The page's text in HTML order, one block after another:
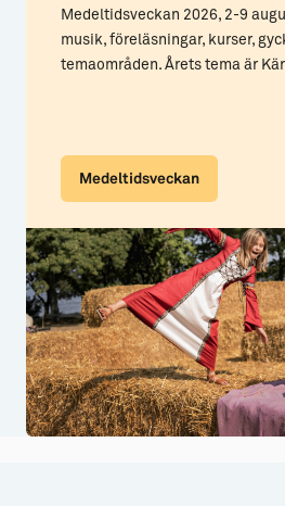
Medeltidsveckan 2026, 2-9
musik, föreläsningar, kurser,
temaområden. Årets tema är
Medeltidsveckan